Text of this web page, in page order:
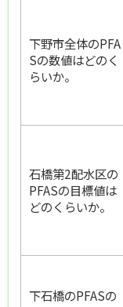
下野市全体のPFA
Sの数値はどのく
らいか。
石橋第2配水区の
PFASの目標値は
どのくらいか。
下石橋のPFASの